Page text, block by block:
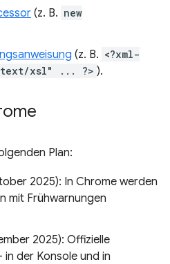
(z. B. new
(z. B. <?xml-
xsl" ... ?> ).
Plan:
2025): In Chrome werden
mit Frühwarnungen
2025): Offizielle
in der Konsole und in